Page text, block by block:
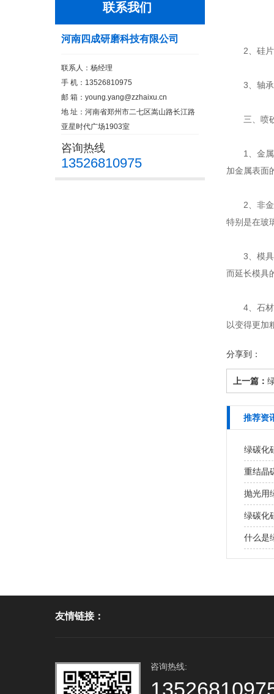
联系我们
河南四成研磨科技有限公司
联系人：杨经理
手 机：13526810975
邮 箱： young.yang@zzhaixu.cn
地 址：河南省郑州市二七区嵩山路长江路
亚星时代广场1903室
咨询热线
13526810975
2、硅片研
3、轴承
三、喷
1、金属表
加金属表面
2、非金属
特别是在玻
3、模具表
而延长模具
4、石材喷
以变得更加
分享到：
上一篇：
推荐资
绿碳化
重结晶
抛光用
绿碳化
什么是
友情链接：
咨询热线: